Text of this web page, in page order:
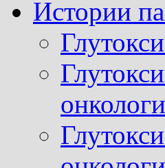
Истории